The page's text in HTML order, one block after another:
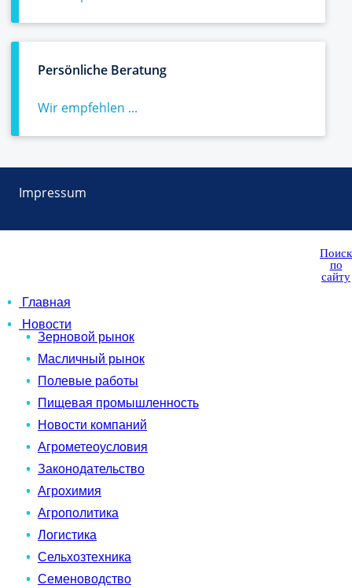
Persönliche Beratung
Wir empfehlen ...
Impressum
Поиск
по
сайту
Главная
Новости
Зерновой рынок
Масличный рынок
Полевые работы
Пищевая промышленность
Новости компаний
Агрометеоусловия
Законодательство
Агрохимия
Агрополитика
Логистика
Сельхозтехника
Семеноводство